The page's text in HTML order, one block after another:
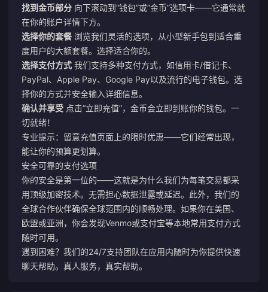
找到金币部分 向下滚动到“钱包”或“金币”选项卡——它通常就
在你的账户详情下方。
选择你的套餐 浏览我们灵活的选项，从小型新手包到适合重
度用户的大额套餐。选择适合你的。
选择支付方式 我们支持多种支付方式，如信用卡/借记卡、
PayPal、Apple Pay、Google Pay以及流行的电子钱包。选
择你的方式并安全输入详细信息。
确认并享受 点击“立即充值”，金币会立即到账你的钱包。一
切就绪！
专业提示：留意充值页面上的限时优惠——它们经常出现，
能让你的预算更划算。
安全可靠的支付选项
你的安全是第一位的——这就是为什么我们为每笔交易都采
用顶级加密技术。无需担心数据泄露或延迟。此外，我们的
全球合作伙伴确保全球范围内的顺畅处理。如果你在美国、
欧盟或亚洲，你会发现Venmo或支付宝等本地常用支付方式
随时可用。
遇到困难？我们的24/7支持团队在应用内随时为你提供快速
聊天帮助。真人服务，真实帮助。